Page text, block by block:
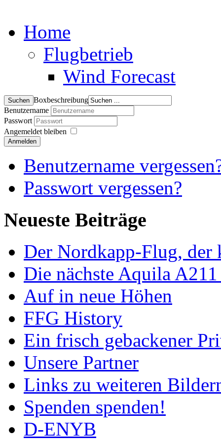
Home
Flugbetrieb
Wind Forecast
Boxbeschreibung
Benutzername
Passwort
Angemeldet bleiben
Anmelden
Benutzername
Passwort vergessen?
Neueste Beiträge
Der Nordkapp-Flug, der
Die nächste Aquila
Auf in neue Höhen
FFG History
Ein frisch gebackener
Unsere Partner
Links zu weiteren
Spenden spenden!
D-ENYB